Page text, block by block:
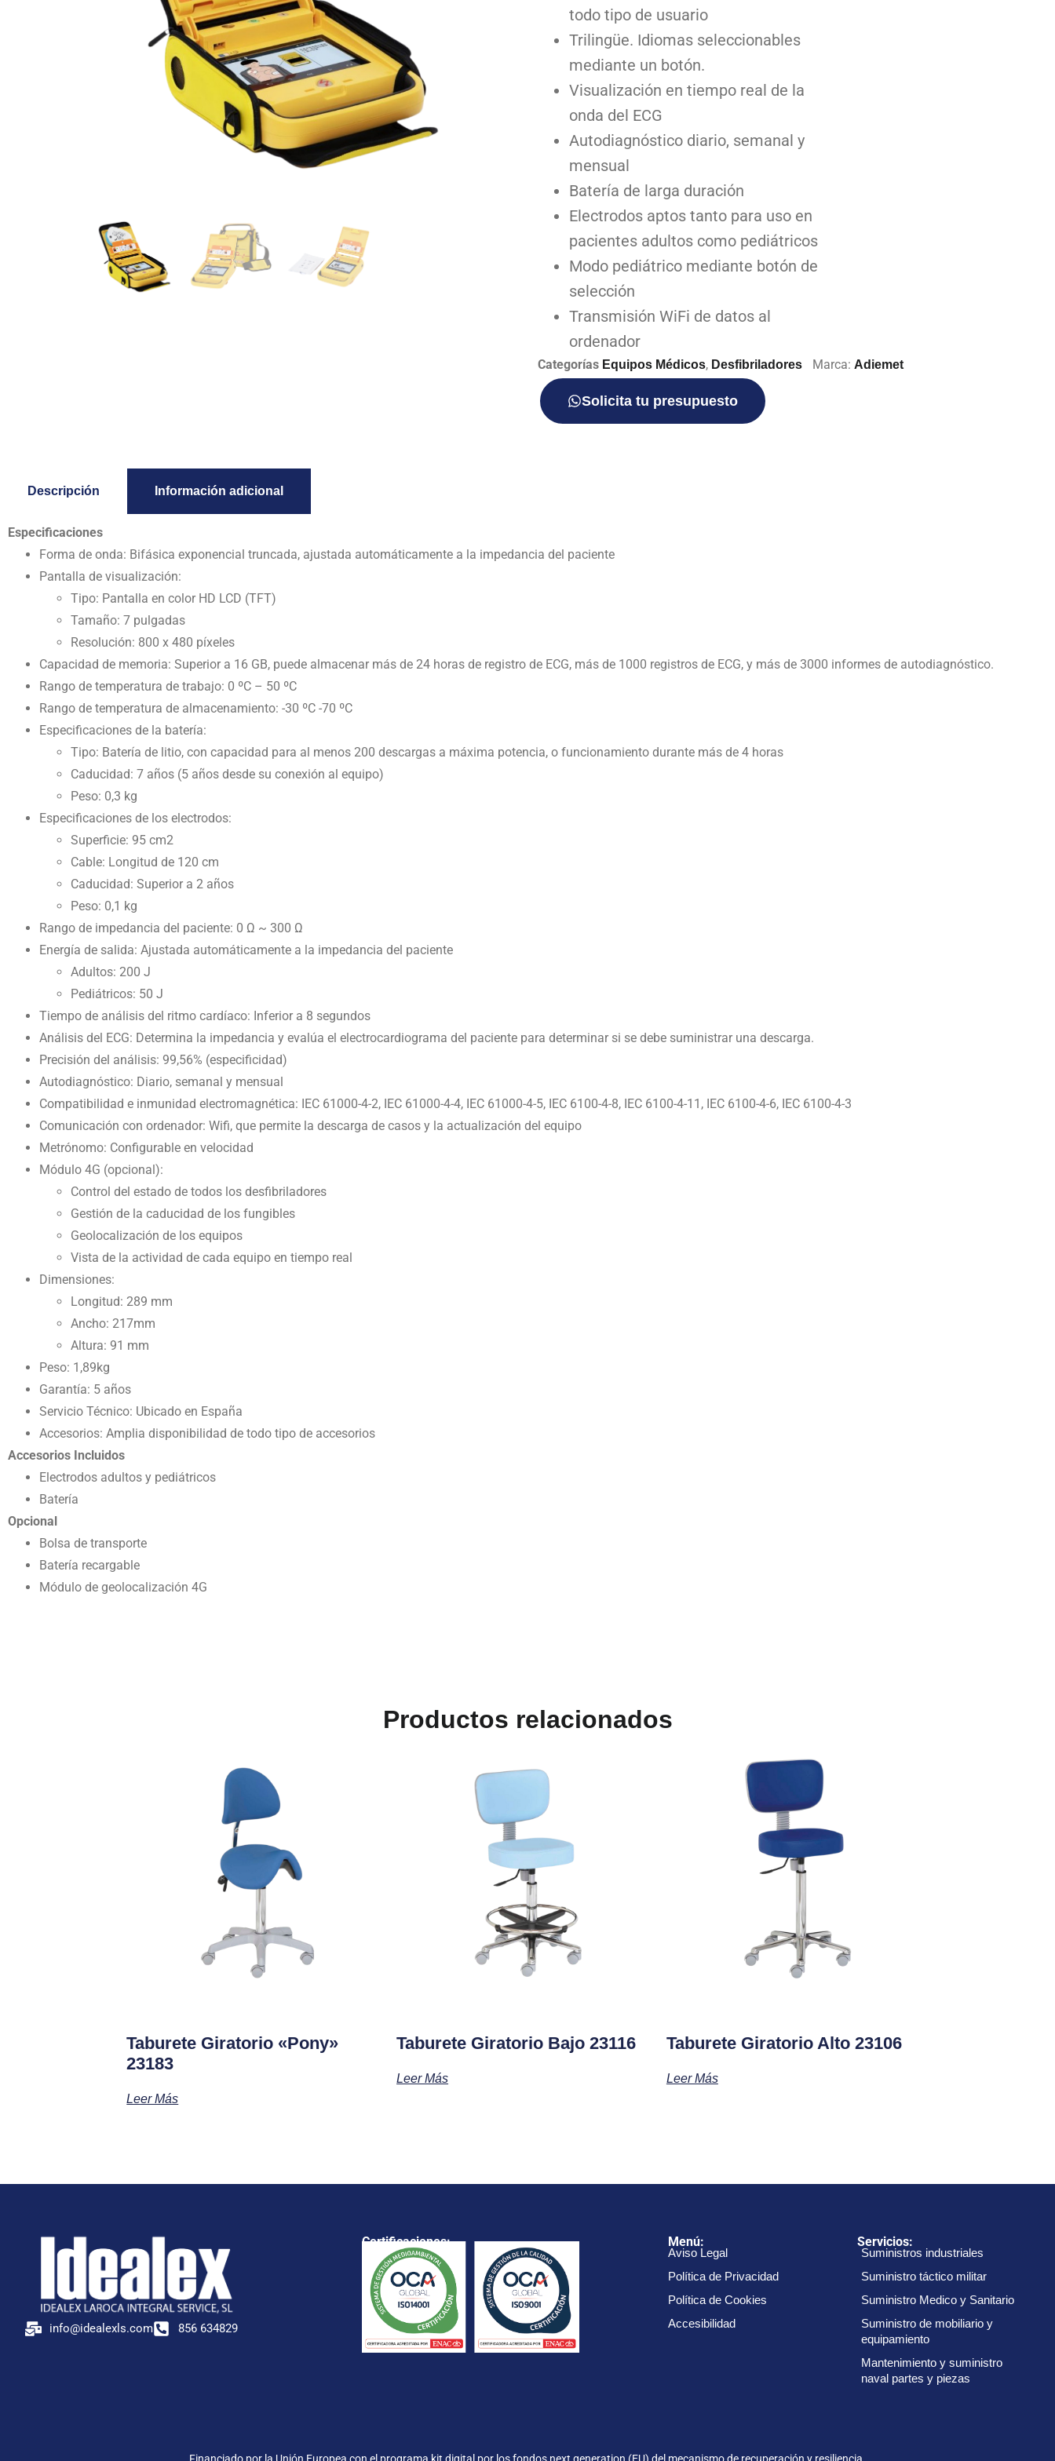
todo tipo de usuario
Trilingüe. Idiomas seleccionables
mediante un botón.
Visualización en tiempo real de la
onda del ECG
Autodiagnóstico diario, semanal y
mensual
Batería de larga duración
Electrodos aptos tanto para uso en
pacientes adultos como pediátricos
Modo pediátrico mediante botón de
selección
Transmisión WiFi de datos al
ordenador
Categorías Equipos Médicos, Desfibriladores Marca: Adiemet
Solicita tu presupuesto
Descripción Información adicional
Especificaciones
Forma de onda: Bifásica exponencial truncada, ajustada automáticamente a la impedancia del paciente
Pantalla de visualización:
Tipo: Pantalla en color HD LCD (TFT)
Tamaño: 7 pulgadas
Resolución: 800 x 480 píxeles
Capacidad de memoria: Superior a 16 GB, puede almacenar más de 24 horas de registro de ECG, más de 1000 registros de ECG, y más de 3000 informes de autodiagnóstico.
Rango de temperatura de trabajo: 0 ºC – 50 ºC
Rango de temperatura de almacenamiento: -30 ºC -70 ºC
Especificaciones de la batería:
Tipo: Batería de litio, con capacidad para al menos 200 descargas a máxima potencia, o funcionamiento durante más de 4 horas
Caducidad: 7 años (5 años desde su conexión al equipo)
Peso: 0,3 kg
Especificaciones de los electrodos:
Superficie: 95 cm2
Cable: Longitud de 120 cm
Caducidad: Superior a 2 años
Peso: 0,1 kg
Rango de impedancia del paciente: 0 Ω ~ 300 Ω
Energía de salida: Ajustada automáticamente a la impedancia del paciente
Adultos: 200 J
Pediátricos: 50 J
Tiempo de análisis del ritmo cardíaco: Inferior a 8 segundos
Análisis del ECG: Determina la impedancia y evalúa el electrocardiograma del paciente para determinar si se debe suministrar una descarga.
Precisión del análisis: 99,56% (especificidad)
Autodiagnóstico: Diario, semanal y mensual
Compatibilidad e inmunidad electromagnética: IEC 61000-4-2, IEC 61000-4-4, IEC 61000-4-5, IEC 6100-4-8, IEC 6100-4-11, IEC 6100-4-6, IEC 6100-4-3
Comunicación con ordenador: Wifi, que permite la descarga de casos y la actualización del equipo
Metrónomo: Configurable en velocidad
Módulo 4G (opcional):
Control del estado de todos los desfibriladores
Gestión de la caducidad de los fungibles
Geolocalización de los equipos
Vista de la actividad de cada equipo en tiempo real
Dimensiones:
Longitud: 289 mm
Ancho: 217mm
Altura: 91 mm
Peso: 1,89kg
Garantía: 5 años
Servicio Técnico: Ubicado en España
Accesorios: Amplia disponibilidad de todo tipo de accesorios
Accesorios Incluidos
Electrodos adultos y pediátricos
Batería
Opcional
Bolsa de transporte
Batería recargable
Módulo de geolocalización 4G
Productos relacionados
Taburete Giratorio «pony»
23183
Leer Más
Taburete Giratorio Bajo 23116
Leer Más
Taburete Giratorio Alto 23106
Leer Más
info@idealexls.com 856 634829
Certificaciones: Menú:
Aviso Legal
Política de Privacidad
Política de Cookies
Accesibilidad
Servicios:
Suministros industriales
Suministro táctico militar
Suministro Medico y Sanitario
Suministro de mobiliario y
equipamiento
Mantenimiento y suministro
naval partes y piezas